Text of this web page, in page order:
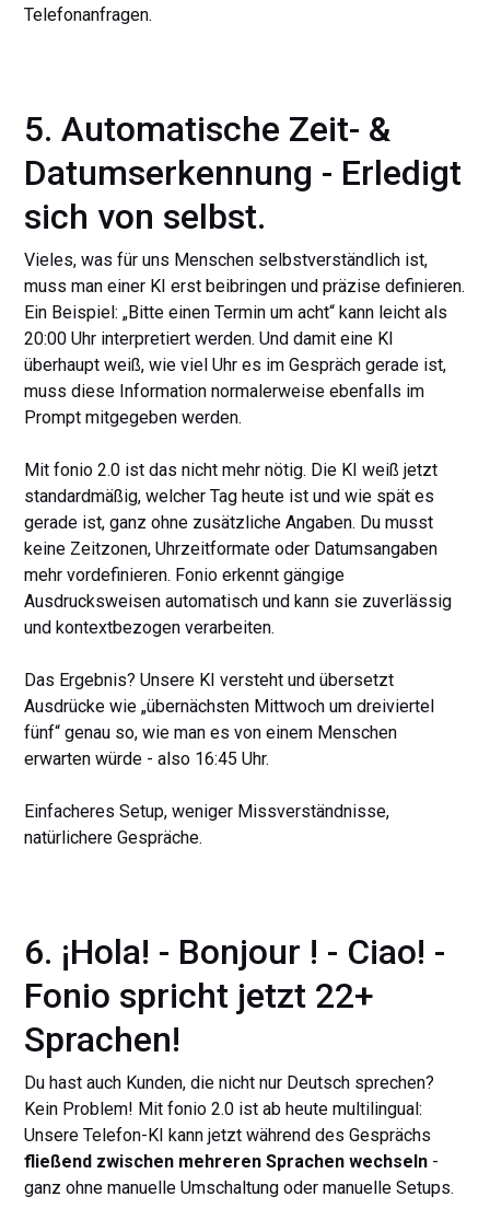
Telefonanfragen.
5. Automatische Zeit- &
Datumserkennung - Erledigt
sich von selbst.
Vieles, was für uns Menschen selbstverständlich ist,
muss man einer KI erst beibringen und präzise definieren.
Ein Beispiel: „Bitte einen Termin um acht“ kann leicht als
20:00 Uhr interpretiert werden. Und damit eine KI
überhaupt weiß, wie viel Uhr es im Gespräch gerade ist,
muss diese Information normalerweise ebenfalls im
Prompt mitgegeben werden.
Mit fonio 2.0 ist das nicht mehr nötig. Die KI weiß jetzt
standardmäßig, welcher Tag heute ist und wie spät es
gerade ist, ganz ohne zusätzliche Angaben. Du musst
keine Zeitzonen, Uhrzeitformate oder Datumsangaben
mehr vordefinieren. Fonio erkennt gängige
Ausdrucksweisen automatisch und kann sie zuverlässig
und kontextbezogen verarbeiten.
Das Ergebnis? Unsere KI versteht und übersetzt
Ausdrücke wie „übernächsten Mittwoch um dreiviertel
fünf“ genau so, wie man es von einem Menschen
erwarten würde - also 16:45 Uhr.
Einfacheres Setup, weniger Missverständnisse,
natürlichere Gespräche.
6. ¡Hola! - Bonjour ! - Ciao! -
Fonio spricht jetzt 22+
Sprachen!
Du hast auch Kunden, die nicht nur Deutsch sprechen?
Kein Problem! Mit fonio 2.0 ist ab heute multilingual:
Unsere Telefon-KI kann jetzt während des Gesprächs
fließend zwischen mehreren Sprachen wechseln -
ganz ohne manuelle Umschaltung oder manuelle Setups.